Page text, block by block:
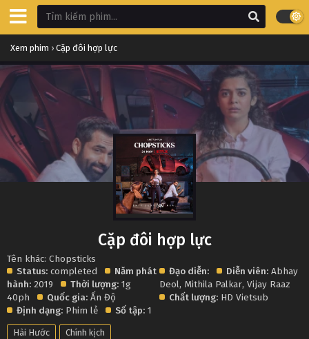
Xem phim › Cặp đôi hợp lực
Cặp đôi hợp lực
Tên khác: Chopsticks
Status: completed
Năm phát
hành: 2019 Thời lượng: 1g
40ph
Quốc gia: Ấn Độ
Định dạng: Phim lẻ Số tập: 1
Đạo diễn: Diễn viên: Abhay
Deol, Mithila Palkar,Vijay Raaz
Chất lượng: HD Vietsub
Hài Hước Chính kịch